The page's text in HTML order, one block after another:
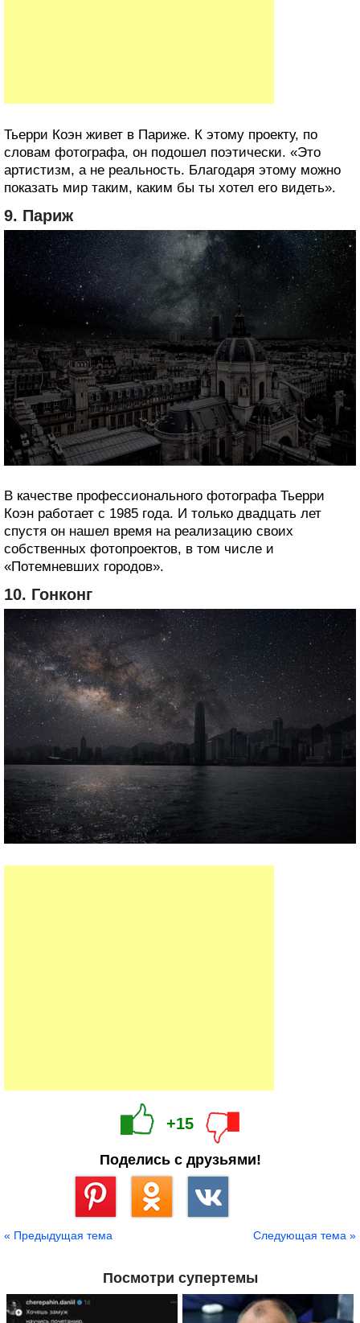
Тьерри Коэн живет в Париже. К этому проекту, по
словам фотографа, он подошел поэтически. «Это
артистизм, а не реальность. Благодаря этому можно
показать мир таким, каким бы ты хотел его видеть».
9. Париж
В качестве профессионального фотографа Тьерри
Коэн работает с 1985 года. И только двадцать лет
спустя он нашел время на реализацию своих
собственных фотопроектов, в том числе и
«Потемневших городов».
10. Гонконг
+15
Поделись с друзьями!
« Предыдущая тема Следующая тема »
Посмотри супертемы